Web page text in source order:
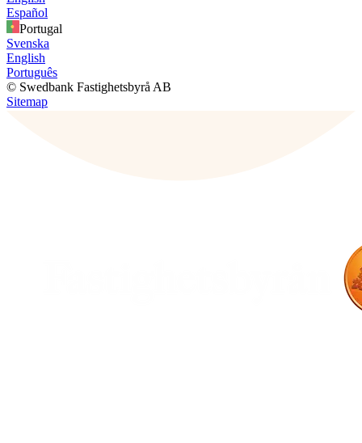
Español
Portugal
Svenska
English
Português
© Swedbank Fastighetsbyrå AB
Sitemap